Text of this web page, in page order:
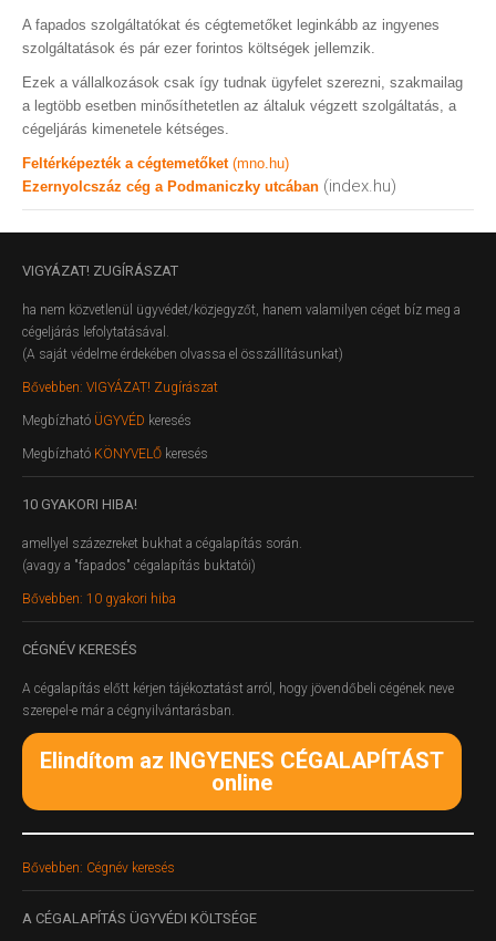
A fapados szolgáltatókat és cégtemetőket leginkább az ingyenes
szolgáltatások és pár ezer forintos költségek jellemzik.
Ezek a vállalkozások csak így tudnak ügyfelet szerezni, szakmailag
a legtöbb esetben minősíthetetlen az általuk végzett szolgáltatás, a
cégeljárás kimenetele kétséges.
Feltérképezték a cégtemetőket (mno.hu)
Ezernyolcszáz cég a Podmaniczky utcában (index.hu)
VIGYÁZAT! ZUGÍRÁSZAT
ha nem közvetlenül ügyvédet/közjegyzőt, hanem valamilyen céget bíz meg a
cégeljárás lefolytatásával.
(A saját védelme érdekében olvassa el összállításunkat)
Bővebben: VIGYÁZAT! Zugírászat
Megbízható ÜGYVÉD keresés
Megbízható KÖNYVELŐ keresés
10 GYAKORI HIBA!
amellyel százezreket bukhat a cégalapítás során.
(avagy a "fapados" cégalapítás buktatói)
Bővebben: 10 gyakori hiba
CÉGNÉV KERESÉS
A cégalapítás előtt kérjen tájékoztatást arról, hogy jövendőbeli cégének neve
szerepel-e már a cégnyilvántarásban.
Elindítom az INGYENES CÉGALAPÍTÁST
online
Bővebben: Cégnév keresés
A CÉGALAPÍTÁS ÜGYVÉDI KÖLTSÉGE